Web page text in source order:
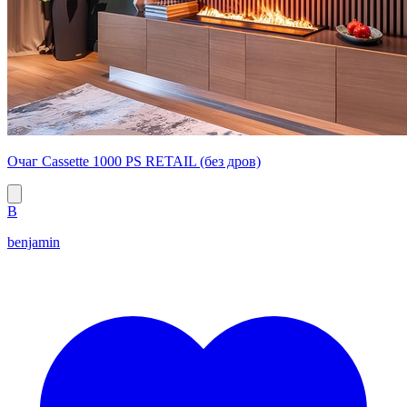
Очаг Cassette 1000 PS RETAIL (без дров)
B
benjamin